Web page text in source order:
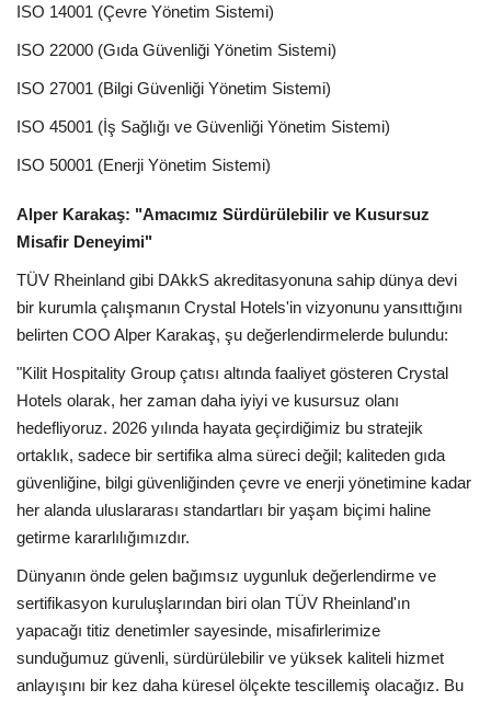
ISO 14001 (Çevre Yönetim Sistemi)
ISO 22000 (Gıda Güvenliği Yönetim Sistemi)
ISO 27001 (Bilgi Güvenliği Yönetim Sistemi)
ISO 45001 (İş Sağlığı ve Güvenliği Yönetim Sistemi)
ISO 50001 (Enerji Yönetim Sistemi)
Alper Karakaş: "Amacımız Sürdürülebilir ve Kusursuz
Misafir Deneyimi"
TÜV Rheinland gibi DAkkS akreditasyonuna sahip dünya devi
bir kurumla çalışmanın Crystal Hotels'in vizyonunu yansıttığını
belirten COO Alper Karakaş, şu değerlendirmelerde bulundu:
"Kilit Hospitality Group çatısı altında faaliyet gösteren Crystal
Hotels olarak, her zaman daha iyiyi ve kusursuz olanı
hedefliyoruz. 2026 yılında hayata geçirdiğimiz bu stratejik
ortaklık, sadece bir sertifika alma süreci değil; kaliteden gıda
güvenliğine, bilgi güvenliğinden çevre ve enerji yönetimine kadar
her alanda uluslararası standartları bir yaşam biçimi haline
getirme kararlılığımızdır.
Dünyanın önde gelen bağımsız uygunluk değerlendirme ve
sertifikasyon kuruluşlarından biri olan TÜV Rheinland'ın
yapacağı titiz denetimler sayesinde, misafirlerimize
sunduğumuz güvenli, sürdürülebilir ve yüksek kaliteli hizmet
anlayışını bir kez daha küresel ölçekte tescillemiş olacağız. Bu